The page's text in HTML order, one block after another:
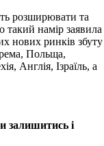
розширювати та
такий намір заявила
нових ринків збуту
Польща,
Англія, Ізраїль, а
залишитись і